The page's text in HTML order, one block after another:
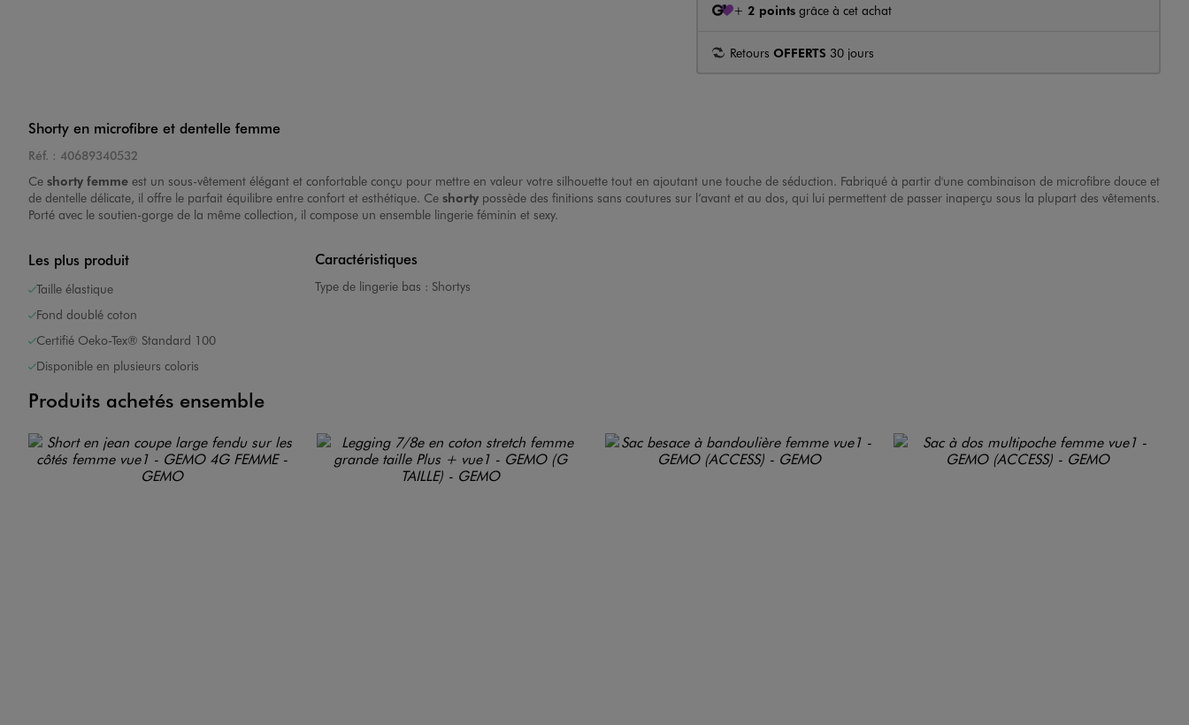
+ 2 pointsgrâce à cet achat
Retours OFFERTS 30 jours
Shorty en microfibre et dentelle femme
Réf. : 40689340532
Ce shorty femme est un sous-vêtement élégant et confortable conçu pour mettre en valeur votre silhouette tout en ajoutant une touche de séduction. Fabriqué à partir d'une combinaison de microfibre douce et
de dentelle délicate, il offre le parfait équilibre entre confort et esthétique. Ce shorty possède des finitions sans coutures sur l’avant et au dos, qui lui permettent de passer inaperçu sous la plupart des vêtements.
Porté avec le soutien-gorge de la même collection, il compose un ensemble lingerie féminin et sexy.
Les plus produit
Taille élastique
Fond doublé coton
Certifié Oeko-Tex® Standard 100
Disponible en plusieurs coloris
Caractéristiques
Type de lingerie bas : Shortys
Produits achetés ensemble